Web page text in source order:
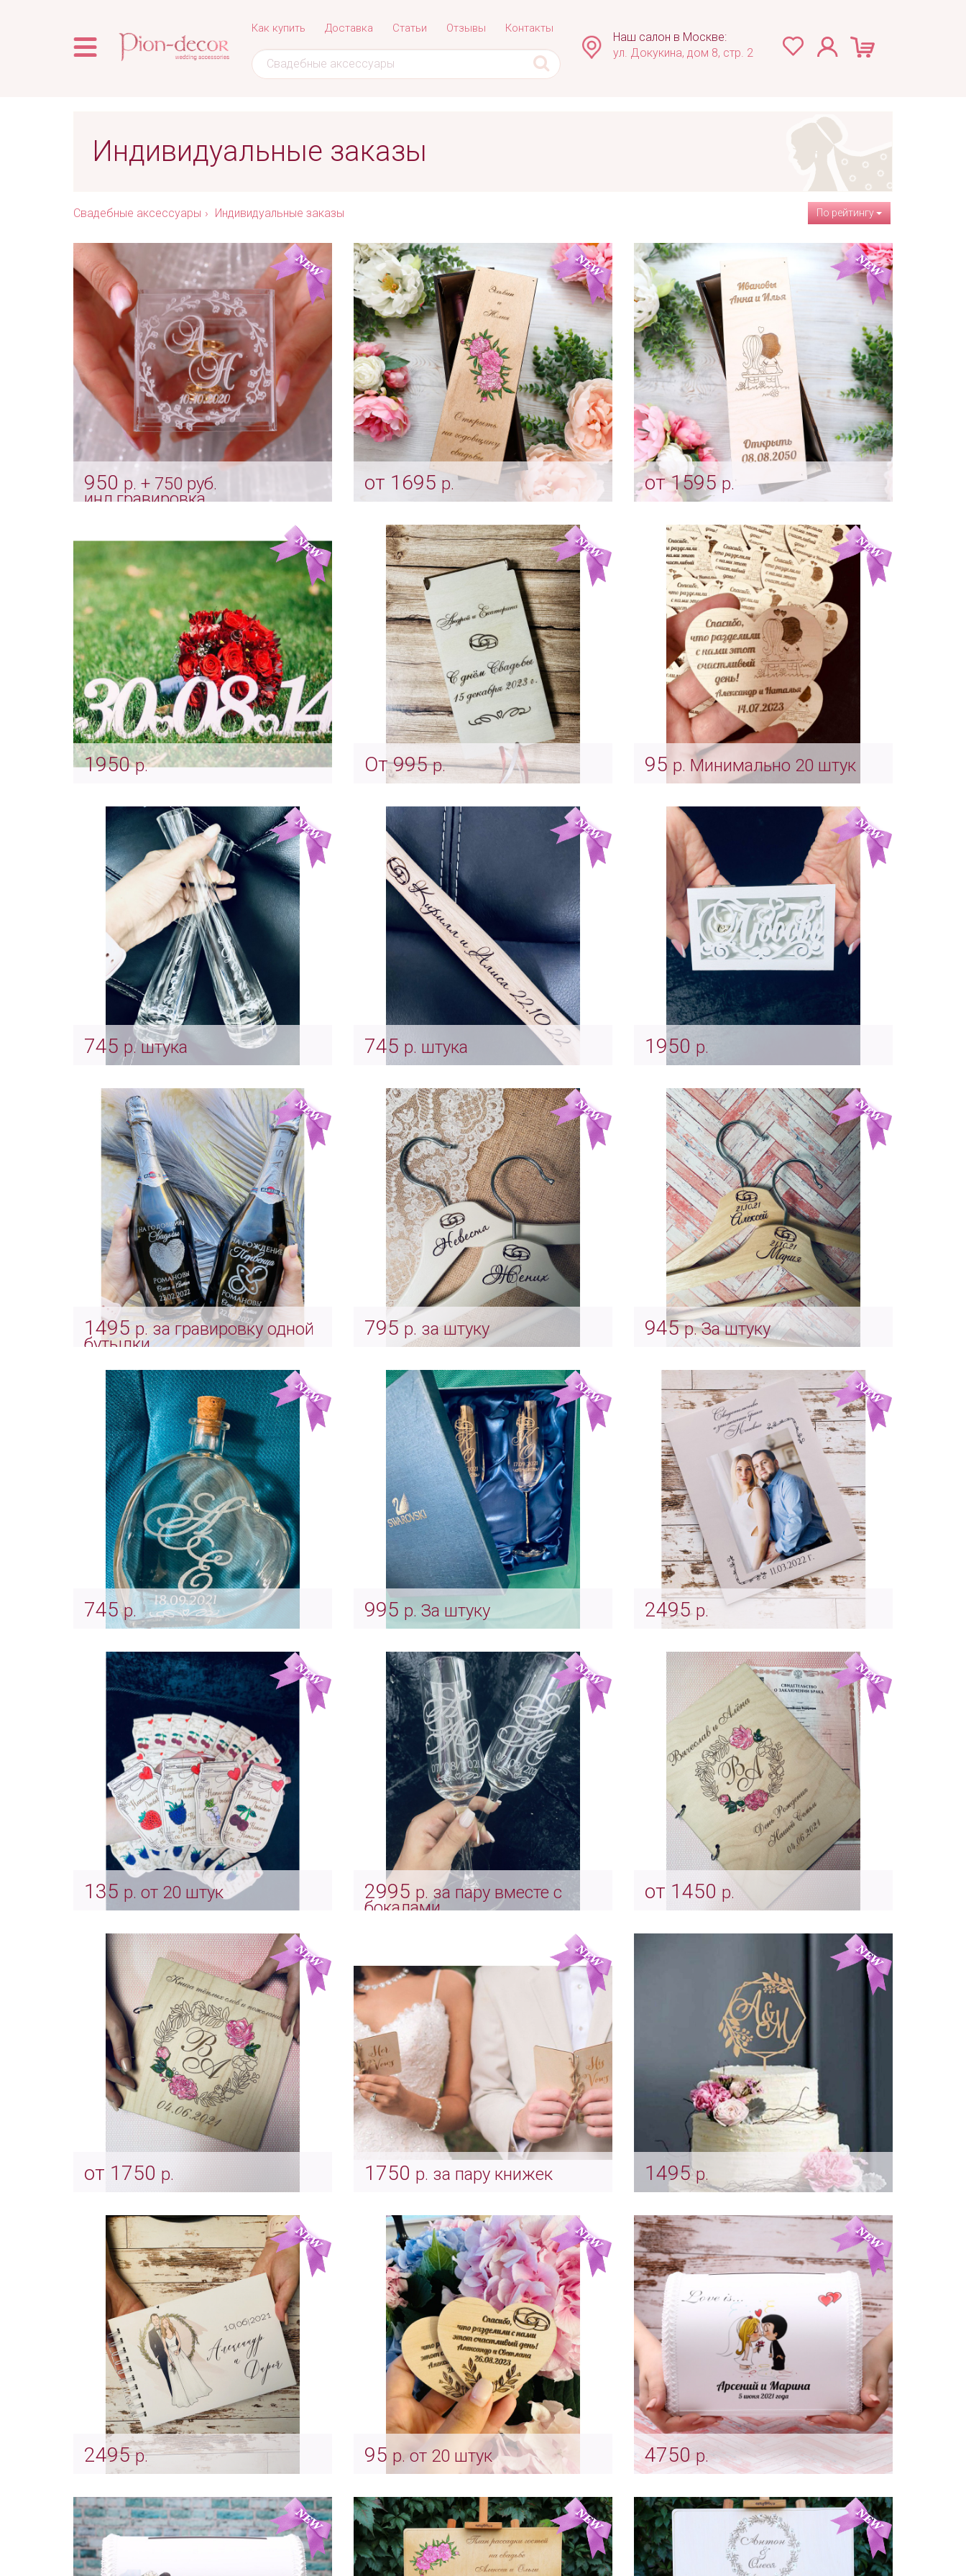
Как купить Доставка Статьи Отзывы Контакты
Наш салон в Москве:
ул. Докукина, дом 8, стр. 2
Индивидуальные заказы
Свадебные аксессуары Индивидуальные заказы По рейтингу
950 р. + 750 руб.
инд.гравировка
Акриловая коробочка для свадебных
колец "Crystal"
от 1695 р.
дизайн "Пионы"
Арт: shtu_0209
от 1595р.
дизайн "Love is"
Арт: shtu_0207
1950р.
лазерная резка на заказ
Арт: fot_0093
От 995р.
денег на свадьбу с индивидуальной
гравировкой
Арт: Indv_0056
95 р. Минимально 20 штук
Арт: Indv_0055
745 р. штука
песочной церемонии
Арт: Indv_0054
745 р. штука
молотке
Арт: Indv_0053
1950 р.
вашими именами
Арт: Indv_0049
1495р. за гравировку одной
бутылки
Индивидуальная гравировка на
свадебных бутылках
Арт: Indv_0048
795р. за штуку
платья невесты “White”
Арт: mel_0227
945р. За штуку
индивидуальной гравировкой
Арт: Indv_0047
745р.
песочной церемонии
Арт: Indv_0047
995 р. За штуку
Swarovski
Арт: Indv_0046
2495р.
брака с вашим дизайном
Арт: Indv_0045
135 р. от 20 штук
варенье"
Арт: Indv_0044
2995 р. за пару вместе с
бокалами
Индивидуальные бокалы «Инициалы»
от 1450 р.
"Розовые анемоны"
от 1750 р.
анемоны"
Арт: indv_0041
1750 р. за пару книжек
Арт: indv_0040
1495р.
невесты
Арт: indv_0039
2495р.
картинкой
Арт: indv_0038
95 р. от 20 штук
Арт: indv_0037
4750р.
вашими именами, инициалами и датой
свадьбы
Арт: indv_0036